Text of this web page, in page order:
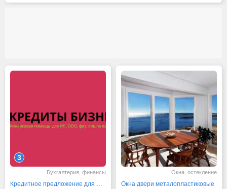
3
Бухгалтерия, финансы Окна, остекление
Окна двери металопластиковые